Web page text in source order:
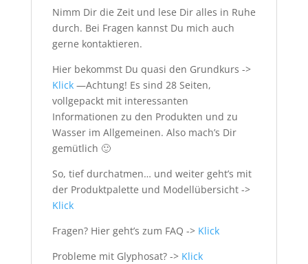
Nimm Dir die Zeit und lese Dir alles in Ruhe
durch. Bei Fragen kannst Du mich auch
gerne kontaktieren.
Hier bekommst Du quasi den Grundkurs ->
Klick—Achtung! Es sind 28 Seiten,
vollgepackt mit interessanten
Informationen zu den Produkten und zu
Wasser im Allgemeinen. Also mach’s Dir
gemütlich 🙂
So, tief durchatmen… und weiter geht’s mit
der Produktpalette und Modellübersicht ->
Klick
Fragen? Hier geht’s zum FAQ -> Klick
Probleme mit Glyphosat? -> Klick